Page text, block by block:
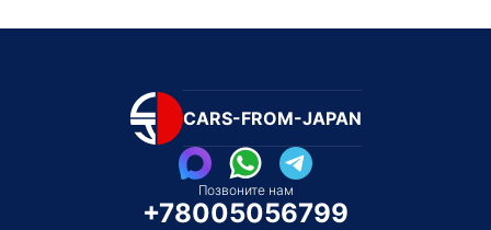
CARS-FROM-JAPAN
Позвоните нам
+78005056799